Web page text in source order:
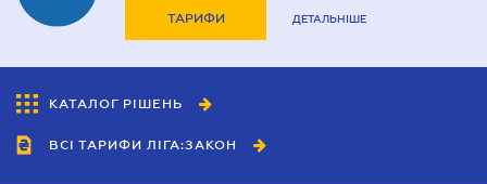
ТАРИФИ ДЕТАЛЬНІШЕ
КАТАЛОГ РІШЕНЬ
ВСІ ТАРИФИ ЛІГА:ЗАКОН